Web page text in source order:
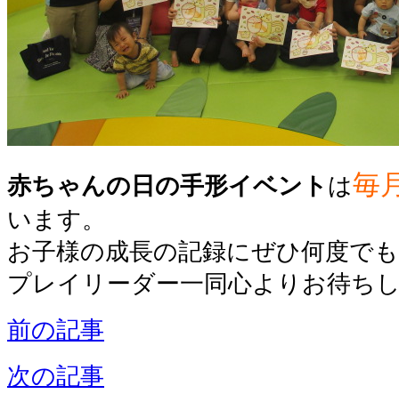
赤ちゃんの日の手形イベント は毎
います。
お子様の成長の記録にぜひ何度で
プレイリーダー一同心よりお待ち
前の記事
次の記事